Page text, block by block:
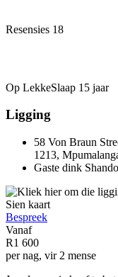
Resensies 18
Op LekkeSlaap 15 jaar
Ligging
58 Von Braun
1213,
Gaste dink
Sien kaart
Bespreek
Vanaf
R1 600
per nag, vir 2 mense